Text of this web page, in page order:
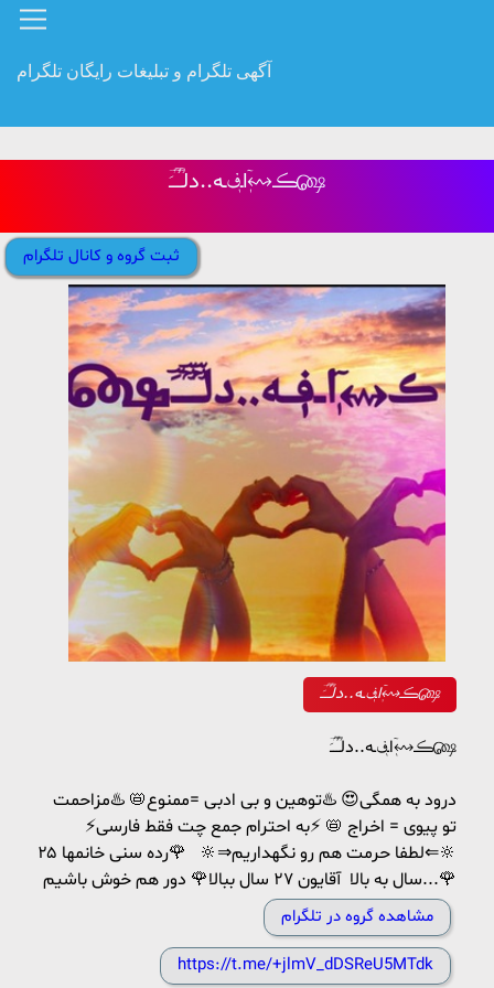
آگهی تلگرام و تبلیغات رایگان تلگرام
ڪ↭ٖٓاـ؋ـه..دلـؒؔـؒؔـَؔ௸
ثبت گروه و کانال تلگرام
ڪ↭ٖٓاـ؋ـه..دلـؒؔـؒؔـَؔ௸
ڪ↭ٖٓاـ؋ـه..دلـؒؔـؒؔـَؔ௸
درود به همگی😍 ♨️توهین و بی ادبی =ممنوع📛 ♨️مزاحمت
تو پیوی = اخراج 📛 ⚡به احترام جمع چت فقط فارسی⚡
🔆⇐لطفا حرمت هم رو نگهداریم⇒🔆 🌹رده سنی خانمها ۲۵
سال به بالا آقایون ۲۷ سال ببالا🌹 دور هم خوش باشیم...🌹
مشاهده گروه در تلگرام
https://t.me/+jlmV_dDSReU5MTdk